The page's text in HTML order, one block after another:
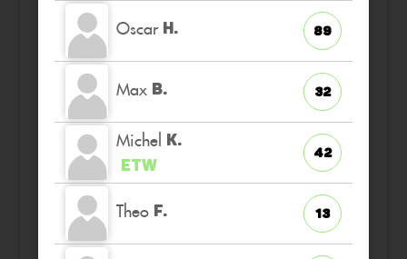
Oscar H. 89
Max B. 32
Michel K.
ETW
42
Theo F. 13